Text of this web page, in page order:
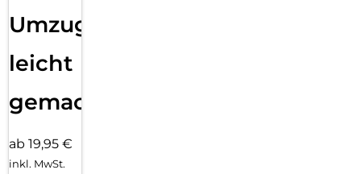
Umzug
leicht
gemacht!
ab 19,95 €
inkl. MwSt.